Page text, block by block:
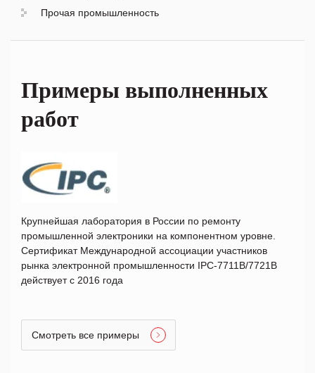
Прочая промышленность
Примеры выполненных
работ
Крупнейшая лаборатория в России по ремонту
промышленной электроники на компонентном уровне.
Сертификат Международной ассоциации участников
рынка электронной промышленности IPC-7711B/7721B
действует с 2016 года
Смотреть все примеры